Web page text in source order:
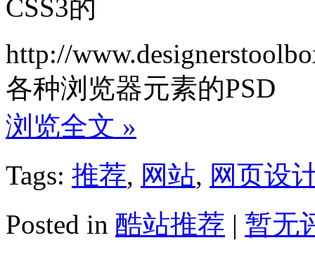
CSS3的
http://
各种浏览器元素的PSD
浏览全文 »
Tags: 推荐, 网站, 网页设
Posted in 酷站推荐 | 暂无